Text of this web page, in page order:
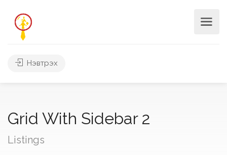
Нэвтрэх
Grid With Sidebar 2
Listings